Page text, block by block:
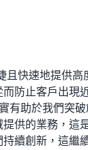
且快速地提供
防止客戶出現
有助於我們突
供的業務，這
續創新，這繼